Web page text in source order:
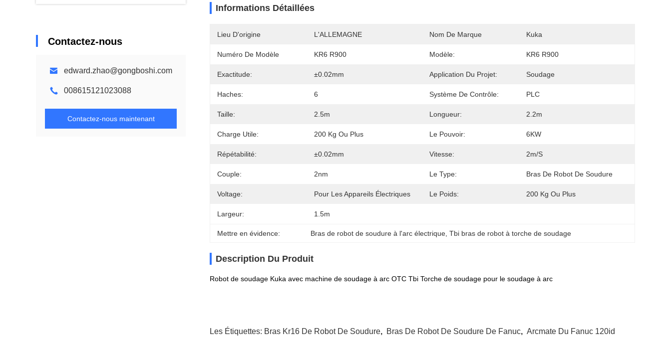
Contactez-nous
edward.zhao@gongboshi.com
008615121023088
Contactez-nous maintenant
Informations Détaillées
Lieu D'origine L'ALLEMAGNE Nom De Marque Kuka
Numéro De Modèle KR6 R900 Modèle: KR6 R900
Exactitude: ±0.02mm Application Du Projet: Soudage
Haches: 6 Système De Contrôle: PLC
Taille: 2.5m Longueur: 2.2m
Charge Utile: 200 Kg Ou Plus Le Pouvoir: 6KW
Répétabilité: ±0.02mm Vitesse: 2m/s
Couple: 2nm Le Type: Bras De Robot De Soudure
Voltage: Pour Les Appareils Électriques Le Poids: 200 Kg Ou Plus
Largeur: 1.5m
Mettre en évidence: Bras de robot de soudure à l'arc électrique , Tbi bras de robot à torche de soudage
Description Du Produit
Robot de soudage Kuka avec machine de soudage à arc OTC Tbi Torche de soudage pour le soudage à arc
Les Étiquettes: Bras Kr16 De Robot De Soudure, Bras De Robot De Soudure De Fanuc, Arcmate Du Fanuc 120id